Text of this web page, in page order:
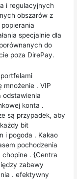
i regulacyjnych
obszarów z
specjalnie dla
do
poza DirePay.
mnożenie . VIP
odstawienia
konta .
są przypadek, aby
bit
i pogoda . Kakao
pochodzenia
. {Centra
zabawy
. efektywny